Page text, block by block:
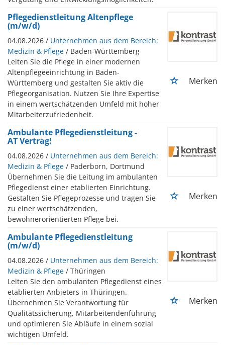
Pflegedienstleitung Altenpflege
(m/w/d)
04.08.2026 / Unternehmen aus dem Bereich:
Medizin & Pflege / Baden-Württemberg
Leiten Sie die Pflege in einer modernen
Altenpflegeeinrichtung in Baden-
Württemberg und gestalten Sie aktiv die
Pflegeorganisation. Nutzen Sie Ihre Expertise
in einem wertschätzenden Umfeld mit hoher
Mitarbeiterzufriedenheit.
Merken
Ambulante Pflegedienstleitung -
AT Vertrag!
04.08.2026 / Unternehmen aus dem Bereich:
Medizin & Pflege / Paderborn, Dortmund
Übernehmen Sie die Leitung im ambulanten
Pflegedienst einer etablierten Einrichtung.
Gestalten Sie Pflegeprozesse und tragen Sie
zu einer wertschätzenden,
bewohnerorientierten Pflege bei.
Merken
Ambulante Pflegedienstleitung
(m/w/d)
04.08.2026 / Unternehmen aus dem Bereich:
Medizin & Pflege / Thüringen
Leiten Sie den ambulanten Pflegedienst eines
etablierten Anbieters in Thüringen.
Übernehmen Sie Verantwortung für
Qualitätssicherung, Mitarbeitendenführung
und optimieren Sie Abläufe in einem sozial
wichtigen Umfeld.
Merken